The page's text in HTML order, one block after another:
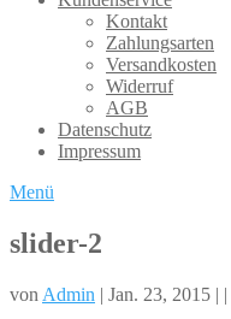
Kontakt
Zahlungsarten
Versandkosten
Widerruf
AGB
Datenschutz
Impressum
Menü
slider-2
von Admin | Jan. 23, 2015 | |